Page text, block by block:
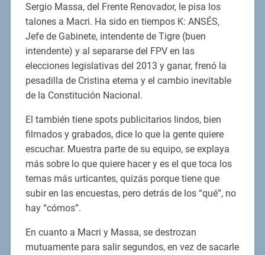
Sergio Massa, del Frente Renovador, le pisa los
talones a Macri. Ha sido en tiempos K: ANSÉS,
Jefe de Gabinete, intendente de Tigre (buen
intendente) y al separarse del FPV en las
elecciones legislativas del 2013 y ganar, frenó la
pesadilla de Cristina eterna y el cambio inevitable
de la Constitución Nacional.
El también tiene spots publicitarios lindos, bien
filmados y grabados, dice lo que la gente quiere
escuchar. Muestra parte de su equipo, se explaya
más sobre lo que quiere hacer y es el que toca los
temas más urticantes, quizás porque tiene que
subir en las encuestas, pero detrás de los “qué”, no
hay “cómos”.
En cuanto a Macri y Massa, se destrozan
mutuamente para salir segundos, en vez de sacarle